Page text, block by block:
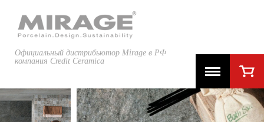
Официальный дистрибьютор Mirage в РФ
компания Credit Ceramica